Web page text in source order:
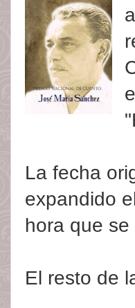
La fecha
expandido
hora que
El resto de